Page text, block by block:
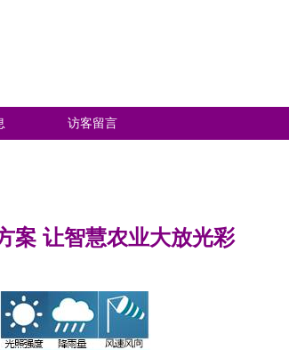
访客留言
案 让智慧农业大放光彩